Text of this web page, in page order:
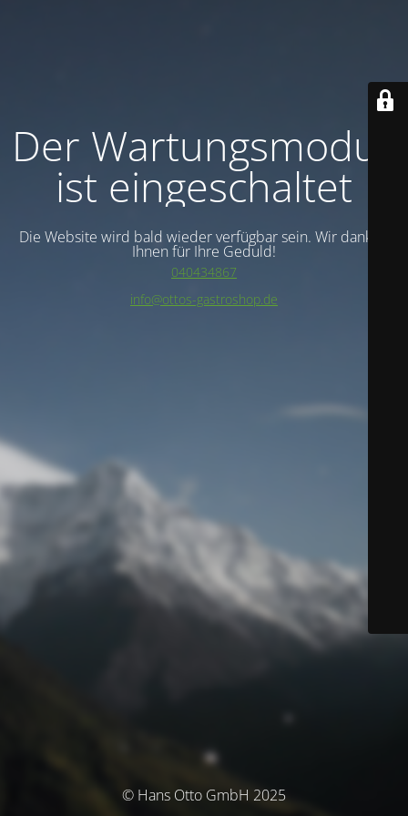
Der Wartungsmodus
ist eingeschaltet
Die Website wird bald wieder verfügbar sein. Wir danken
Ihnen für Ihre Geduld!
040434867
info@ottos-gastroshop.de
© Hans Otto GmbH 2025